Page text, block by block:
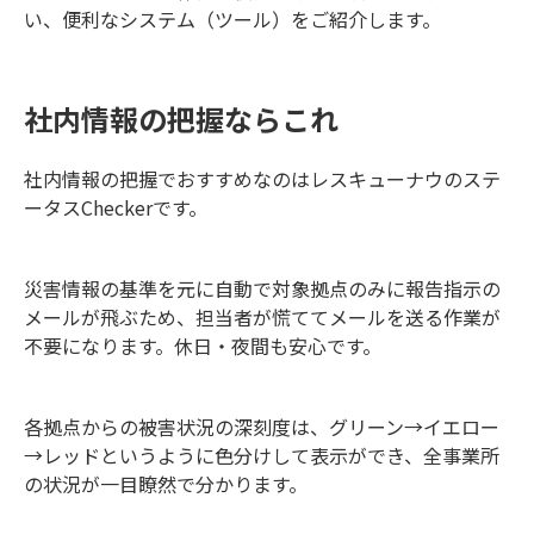
い、便利なシステム（ツール）をご紹介します。
社内情報の把握ならこれ
社内情報の把握でおすすめなのはレスキューナウのステ
ータスCheckerです。
災害情報の基準を元に自動で対象拠点のみに報告指示の
メールが飛ぶため、担当者が慌ててメールを送る作業が
不要になります。休日・夜間も安心です。
各拠点からの被害状況の深刻度は、グリーン→イエロー
→レッドというように色分けして表示ができ、全事業所
の状況が一目瞭然で分かります。